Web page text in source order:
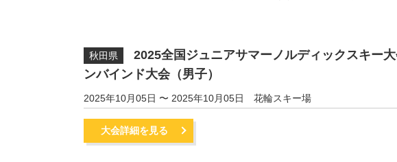
秋田県
2025全国ジュニアサマーノルディックスキー
ンバインド大会（男子）
2025年10月05日 〜 2025年10月05日 花輪スキー場
大会詳細を見る